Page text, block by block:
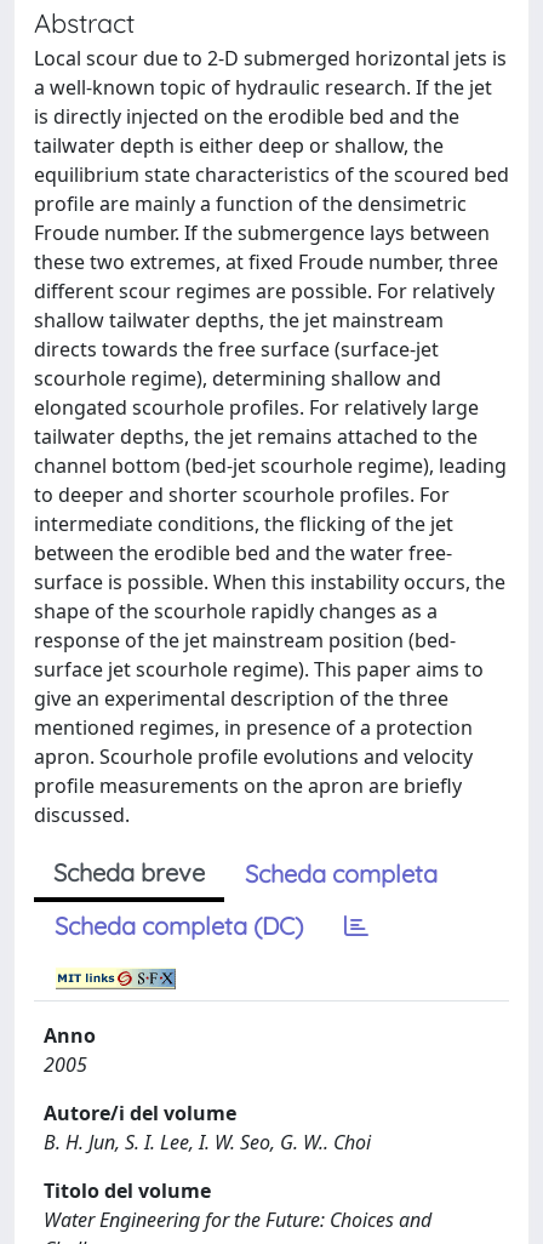
Abstract
Local scour due to 2-D submerged horizontal jets is
a well-known topic of hydraulic research. If the jet
is directly injected on the erodible bed and the
tailwater depth is either deep or shallow, the
equilibrium state characteristics of the scoured bed
profile are mainly a function of the densimetric
Froude number. If the submergence lays between
these two extremes, at fixed Froude number, three
different scour regimes are possible. For relatively
shallow tailwater depths, the jet mainstream
directs towards the free surface (surface-jet
scourhole regime), determining shallow and
elongated scourhole profiles. For relatively large
tailwater depths, the jet remains attached to the
channel bottom (bed-jet scourhole regime), leading
to deeper and shorter scourhole profiles. For
intermediate conditions, the flicking of the jet
between the erodible bed and the water free-
surface is possible. When this instability occurs, the
shape of the scourhole rapidly changes as a
response of the jet mainstream position (bed-
surface jet scourhole regime). This paper aims to
give an experimental description of the three
mentioned regimes, in presence of a protection
apron. Scourhole profile evolutions and velocity
profile measurements on the apron are briefly
discussed.
Scheda breve
Scheda completa
Scheda completa (DC)
Anno
2005
Autore/i del volume
B. H. Jun, S. I. Lee, I. W. Seo, G. W.. Choi
Titolo del volume
Water Engineering for the Future: Choices and